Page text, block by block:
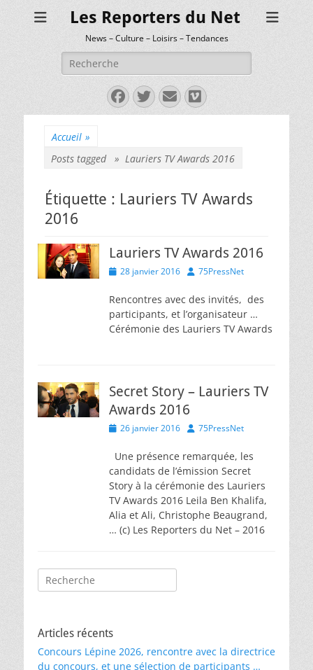
Les Reporters du Net
News – Culture – Loisirs – Tendances
Rechercher :
Facebook
Twitter
E-
mail
Vimeo
Accueil »
Posts tagged » Lauriers TV Awards 2016
Étiquette : Lauriers TV Awards
2016
Lauriers TV Awards 2016
Posted
28 janvier 2016 Author
75PressNet
Rencontres avec des invités, des
participants, et l’organisateur …
Cérémonie des Lauriers TV Awards
Secret Story – Lauriers TV
Awards 2016
Posted
26 janvier 2016 Author
75PressNet
Une présence remarquée, les
candidats de l’émission Secret
Story à la cérémonie des Lauriers
TV Awards 2016 Leila Ben Khalifa,
Alia et Ali, Christophe Beaugrand,
… (c) Les Reporters du Net – 2016
Rechercher :
Articles récents
Concours Lépine 2026, rencontre avec la directrice
du concours, et une sélection de participants …